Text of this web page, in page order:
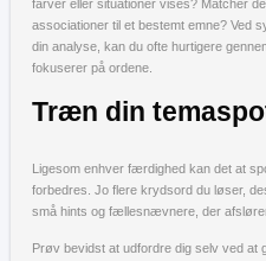
farver eller situationer vises? Matcher
associationer til et bestemt emne? Ved
din analyse, kan du ofte hurtigere
fokuserer på ordene.
Træn din
Ligesom enhver færdighed kan det at
forbedres. Jo flere krydsord du løser,
små hints og fællesnævnere, der
Prøv bevidst at udfordre dig selv ved